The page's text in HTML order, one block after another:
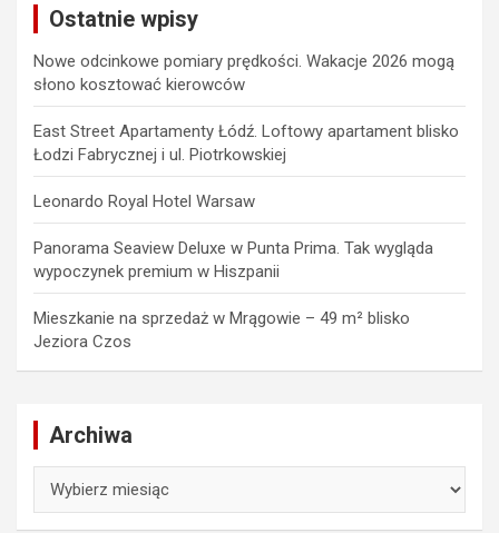
Ostatnie wpisy
Nowe odcinkowe pomiary prędkości. Wakacje 2026 mogą
słono kosztować kierowców
East Street Apartamenty Łódź. Loftowy apartament blisko
Łodzi Fabrycznej i ul. Piotrkowskiej
Leonardo Royal Hotel Warsaw
Panorama Seaview Deluxe w Punta Prima. Tak wygląda
wypoczynek premium w Hiszpanii
Mieszkanie na sprzedaż w Mrągowie – 49 m² blisko
Jeziora Czos
Archiwa